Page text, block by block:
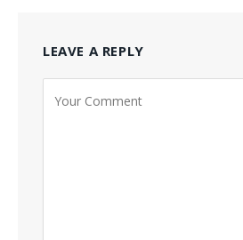
LEAVE A REPLY